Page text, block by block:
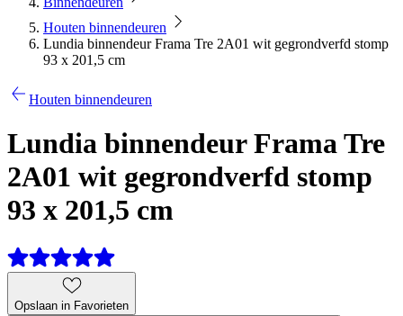
Houten binnendeuren
Lundia binnendeur Frama Tre 2A01 wit gegrondverfd stomp
93 x 201,5 cm
Houten binnendeuren
Lundia binnendeur Frama Tre
2A01 wit gegrondverfd stomp
93 x 201,5 cm
Opslaan in Favorieten